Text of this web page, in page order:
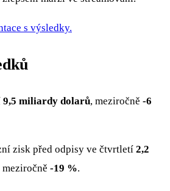
s výsledky.
9,5 miliardy dolarů, meziročně -6
zisk před odpisy ve čtvrtletí 2,2
meziročně -19 %.